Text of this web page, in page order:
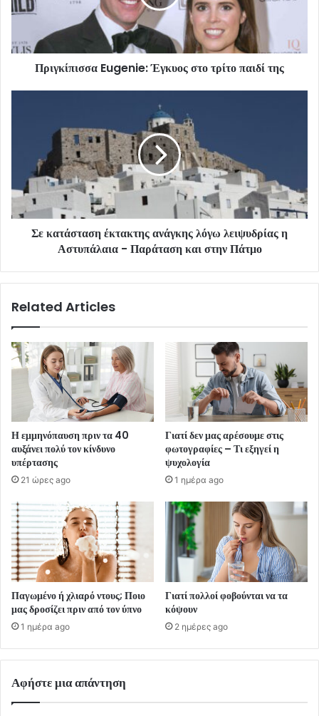
Πριγκίπισσα Eugenie: Έγκυος στο τρίτο παιδί της
Σε κατάσταση έκτακτης ανάγκης λόγω λειψυδρίας η
Αστυπάλαια - Παράταση και στην Πάτμο
Related Articles
Η εμμηνόπαυση πριν τα 40
αυξάνει πολύ τον κίνδυνο
υπέρτασης
21 ώρες ago
Γιατί δεν μας αρέσουμε στις
φωτογραφίες – Τι εξηγεί η
ψυχολογία
1 ημέρα ago
Παγωμένο ή χλιαρό ντους; Ποιο
μας δροσίζει πριν από τον ύπνο
1 ημέρα ago
Γιατί πολλοί φοβούνται να τα
κόψουν
2 ημέρες ago
Αφήστε μια απάντηση